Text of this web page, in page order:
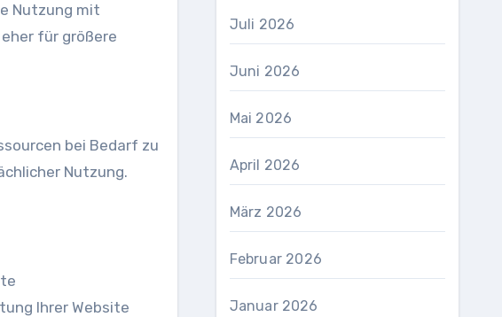
Nutzung mit
für größere
bei Bedarf zu
Nutzung.
Ihrer Website
Juli 2026
Juni 2026
Mai 2026
April 2026
März 2026
Februar 2026
Januar 2026